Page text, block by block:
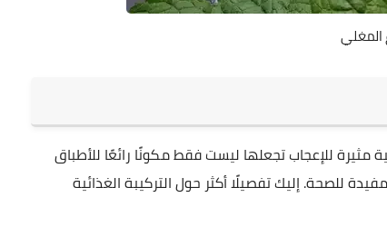
المغلي
مثيرة للإعجاب تجعلها ليست فقط مكونًا رائعًا للأطباق
للصحة. إليك تفصيلًا أكثر حول التركيبة الغذائية